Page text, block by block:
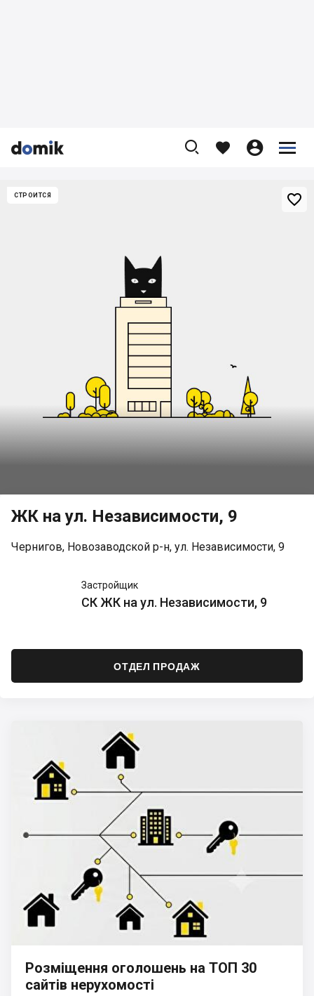


    


СТРОИТСЯ 
ЖК на ул. Независимости, 9
Чернигов, Новозаводской р-н, ул. Независимости, 9
Независимости,
Застройщик
СК ЖК на ул. Независимости, 9
ОТДЕЛ ПРОДАЖ
Розміщення оголошень на ТОП 30
сайтів нерухомості